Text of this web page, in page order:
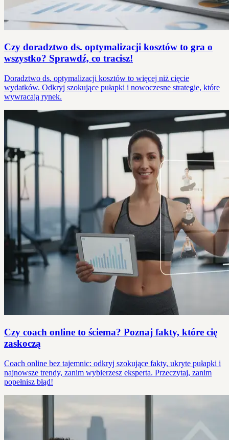
Czy doradztwo ds. optymalizacji kosztów to gra o
wszystko? Sprawdź, co tracisz!
Doradztwo ds. optymalizacji kosztów to więcej niż cięcie
wydatków. Odkryj szokujące pułapki i nowoczesne strategie, które
wywracają rynek.
Czy coach online to ściema? Poznaj fakty, które cię
zaskoczą
Coach online bez tajemnic: odkryj szokujące fakty, ukryte pułapki i
najnowsze trendy, zanim wybierzesz eksperta. Przeczytaj, zanim
popełnisz błąd!